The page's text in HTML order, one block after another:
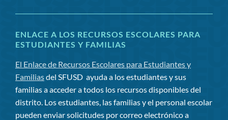
ENLACE A LOS RECURSOS ESCOLARES PARA
ESTUDIANTES Y FAMILIAS
El Enlace de Recursos Escolares para Estudiantes y
Familiasdel SFUSD ayuda a los estudiantes y sus
familias a acceder a todos los recursos disponibles del
distrito. Los estudiantes, las familias y el personal escolar
pueden enviar solicitudes por correo electrónico a